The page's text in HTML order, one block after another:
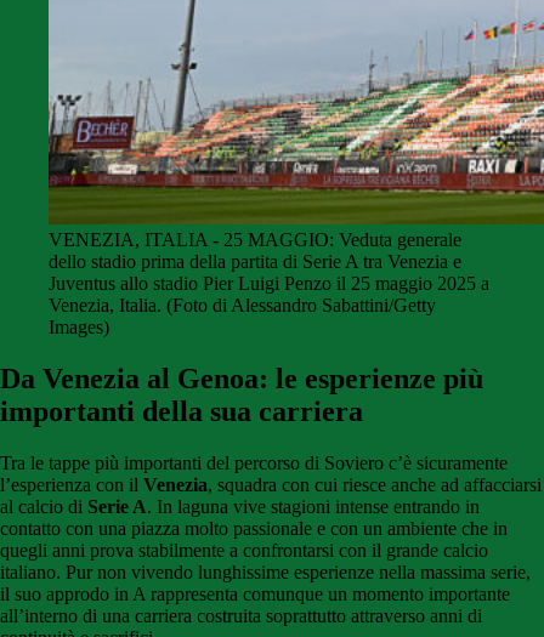
VENEZIA, ITALIA - 25 MAGGIO: Veduta generale
dello stadio prima della partita di Serie A tra Venezia e
Juventus allo stadio Pier Luigi Penzo il 25 maggio 2025 a
Venezia, Italia. (Foto di Alessandro Sabattini/Getty
Images)
Da Venezia al Genoa: le esperienze più
importanti della sua carriera
Tra le tappe più importanti del percorso di Soviero c’è sicuramente
l’esperienza con il Venezia, squadra con cui riesce anche ad affacciarsi
al calcio di Serie A. In laguna vive stagioni intense entrando in
contatto con una piazza molto passionale e con un ambiente che in
quegli anni prova stabilmente a confrontarsi con il grande calcio
italiano. Pur non vivendo lunghissime esperienze nella massima serie,
il suo approdo in A rappresenta comunque un momento importante
all’interno di una carriera costruita soprattutto attraverso anni di